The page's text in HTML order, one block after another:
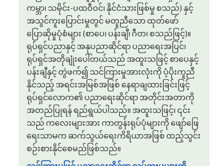
ကမ္ဘာ၊ သမိုင်း-ပထဝီဝင်၊ နိုင်ငံသားဖြစ်မှု စသည်) နှင့်
အသွင်ကူးပြောင်းမှုတွင် မတူညီသော ထုတ်ဖော်
ပြောဆိုမှုပုံစံများ (စာပေ၊ ပန်းချီ၊ ဂီတ၊ စသည်ဖြင့်)။
ရုပ်ရှင်ပညာနှင့် အနုပညာဆိုင်ရာ ပညာရေးအပြင်၊
ရုပ်ရှင်အတိုချုံးပေါ်တယ်သည် အထူးသဖြင့် စာပေနှင့်
ပန်းချီနှင့် တွဲဖက်၍ သင်ကြားမှုအားလုံးကို ပံ့ပိုးကူညီ
နိုင်သည့် အရင်းအမြစ်အဖြစ် နေရာချထားခြင်းဖြင့်
ရုပ်ရှင်လောက၏ ပညာရေးဆိုင်ရာ အတိုင်းအတာကို
အတည်ပြုရန် ရည်ရွယ်ပါသည်။ အထူးသဖြင့်၊ ၎င်း
သည် ကလေးများအား ကာတွန်းရုပ်ပုံများကို ဖျော်ဖြေ
ရေးသာမက ဆက်သွယ်ရေးကိရိယာအဖြစ် ထည့်သွင်း
စဉ်းစားနိုင်စေမည်ဖြစ်သည်။